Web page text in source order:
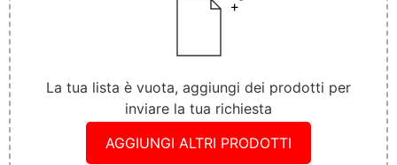
La tua lista è vuota, aggiungi dei prodotti per
inviare la tua richiesta
AGGIUNGI ALTRI PRODOTTI